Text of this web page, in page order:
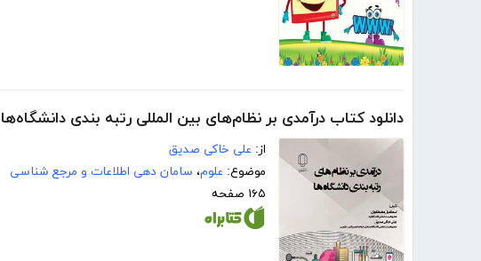
دانلود کتاب درآمدی بر نظام‌های بین المللی رتبه بندی دانشگاه‌ها
از: علی خاکی صدیق
موضوع: علوم، سامان دهی اطلاعات و مرجع شناسی
۱۶۵ صفحه